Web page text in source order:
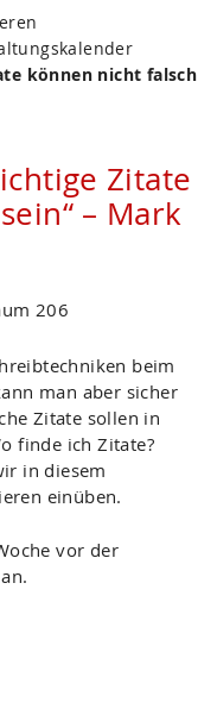
können nicht falsch
Zitate
– Mark
206
beim
man aber sicher
Zitate sollen in
finde ich Zitate?
in diesem
einüben.
vor der
an.